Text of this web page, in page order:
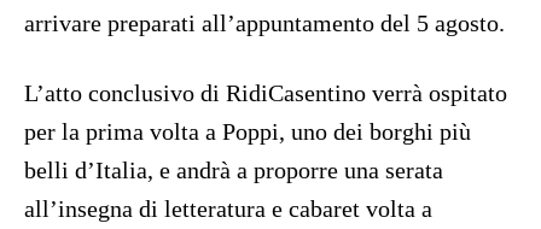
arrivare preparati all’appuntamento del 5 agosto.
L’atto conclusivo di RidiCasentino verrà ospitato
per la prima volta a Poppi, uno dei borghi più
belli d’Italia, e andrà a proporre una serata
all’insegna di letteratura e cabaret volta a